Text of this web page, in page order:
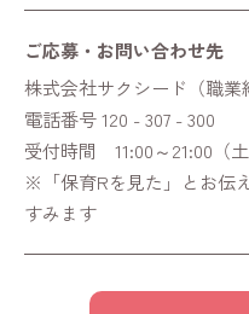
ご応募・ お問い合わせ先
株式会社サクシード（職業
電話番号 120 - 307 - 300
受付時間 11:00～21:00（土
※「保育Rを見た」とお伝
すみます